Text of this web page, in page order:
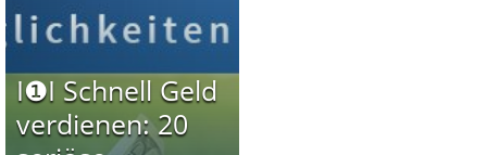
I❶I Schnell Geld
verdienen: 20